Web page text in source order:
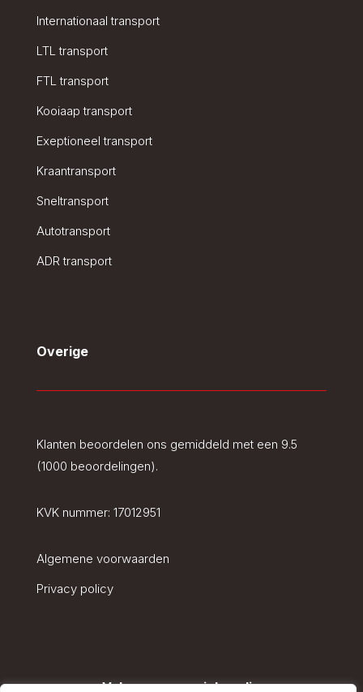
Internationaal transport
LTL transport
FTL transport
Kooiaap transport
Exeptioneel transport
Kraantransport
Sneltransport
Autotransport
ADR transport
Overige
Klanten beoordelen ons gemiddeld met een 9.5
(1000 beoordelingen).
KVK nummer: 17012951
Algemene voorwaarden
Privacy policy
Volg ons op social media